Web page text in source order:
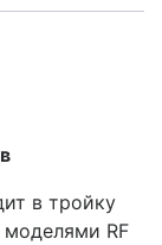
в тройку
моделями RF